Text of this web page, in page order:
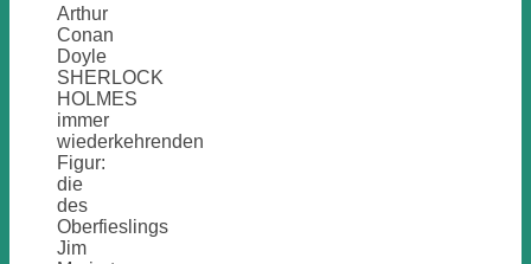
Arthur
Conan
Doyle
SHERLOCK
HOLMES
immer
wiederkehrenden
Figur:
die
des
Oberfieslings
Jim